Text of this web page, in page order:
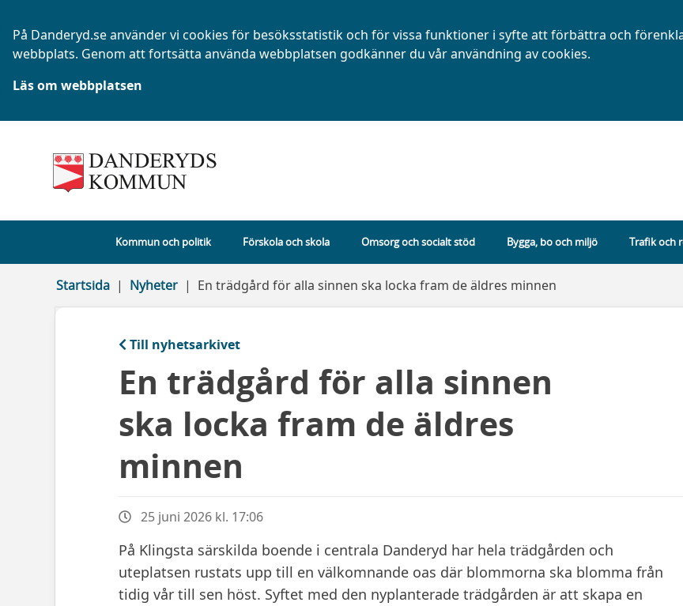
På Danderyd.se använder vi cookies för besöksstatistik och för vissa funktioner i syfte att förbättra och
webbplats. Genom att fortsätta använda webbplatsen godkänner du vår användning av cookies.
Läs om webbplatsen
Kommun och politik Förskola och skola Omsorg och socialt stöd Bygga, bo och miljö Trafik och
Startsida Nyheter En trädgård för alla sinnen ska locka fram de äldres minnen
Till nyhetsarkivet
En trädgård för alla sinnen
ska locka fram de äldres
minnen
25 juni 2026 kl. 17:06
På Klingsta särskilda boende i centrala Danderyd har hela trädgården och
uteplatsen rustats upp till en välkomnande oas där blommorna ska blomma från
tidig vår till sen höst. Syftet med den nyplanterade trädgården är att skapa en